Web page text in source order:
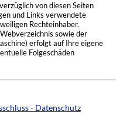
von diesen Seiten
und Links verwendete
Rechteinhaber.
sowie der
erfolgt auf Ihre eigene
Folgeschäden
- Datenschutz